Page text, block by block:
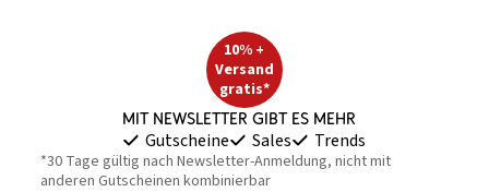
10% +
Versand
gratis*
Mit Newsletter gibt es mehr
Gutscheine Sales Trends
*30 Tage gültig nach Newsletter-Anmeldung, nicht mit
anderen Gutscheinen kombinierbar